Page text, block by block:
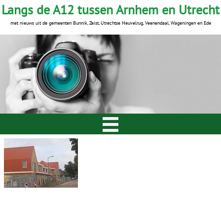
Langs de A12 tussen Arnhem en Utrecht
met nieuws uit de gemeenten Bunnik, Zeist, Utrechtse Heuvelrug, Veenendaal, Wageningen en Ede